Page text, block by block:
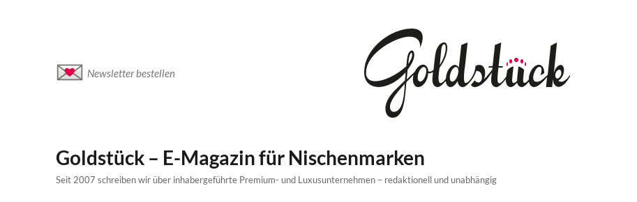
Newsletter bestellen
Goldstück – E-Magazin für Nischenmarken
Seit 2007 schreiben wir über inhabergeführte Premium- und Luxusunternehmen – redaktionell und unabhängig